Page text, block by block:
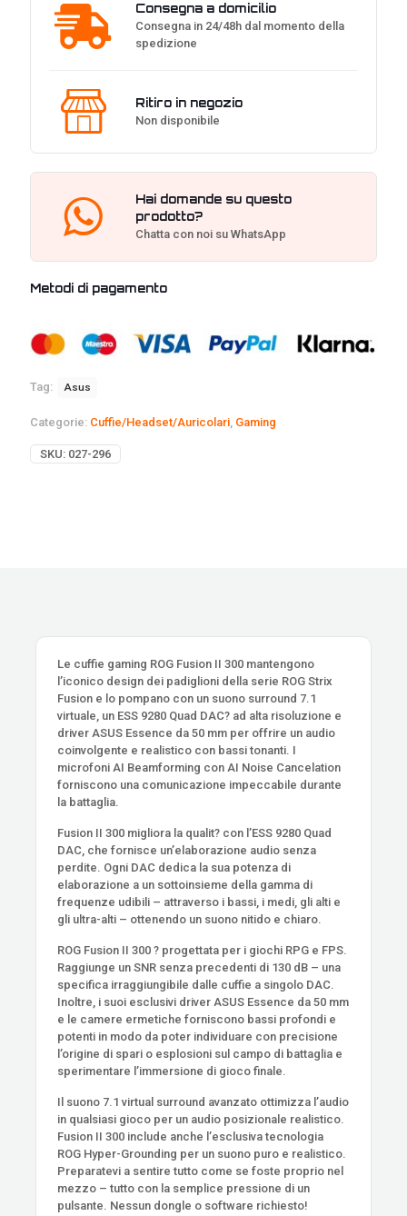
Consegna a domicilio
Consegna in 24/48h dal momento della
spedizione
Ritiro in negozio
Non disponibile
Hai domande su questo
prodotto?
Chatta con noi su WhatsApp
Metodi di pagamento
Tag: Asus
Categorie: Cuffie/Headset/Auricolari Gaming
SKU: 027-296
Le cuffie gaming ROG Fusion II 300 mantengono
l’iconico design dei padiglioni della serie ROG Strix
Fusion e lo pompano con un suono surround 7.1
virtuale, un ESS 9280 Quad DAC? ad alta risoluzione e
driver ASUS Essence da 50 mm per offrire un audio
coinvolgente e realistico con bassi tonanti. I
microfoni AI Beamforming con AI Noise Cancelation
forniscono una comunicazione impeccabile durante
la battaglia.
Fusion II 300 migliora la qualit? con l’ESS 9280 Quad
DAC, che fornisce un’elaborazione audio senza
perdite. Ogni DAC dedica la sua potenza di
elaborazione a un sottoinsieme della gamma di
frequenze udibili – attraverso i bassi, i medi, gli alti e
gli ultra-alti – ottenendo un suono nitido e chiaro.
ROG Fusion II 300 ? progettata per i giochi RPG e FPS.
Raggiunge un SNR senza precedenti di 130 dB – una
specifica irraggiungibile dalle cuffie a singolo DAC.
Inoltre, i suoi esclusivi driver ASUS Essence da 50 mm
e le camere ermetiche forniscono bassi profondi e
potenti in modo da poter individuare con precisione
l’origine di spari o esplosioni sul campo di battaglia e
sperimentare l’immersione di gioco finale.
Il suono 7.1 virtual surround avanzato ottimizza l’audio
in qualsiasi gioco per un audio posizionale realistico.
Fusion II 300 include anche l’esclusiva tecnologia
ROG Hyper-Grounding per un suono puro e realistico.
Preparatevi a sentire tutto come se foste proprio nel
mezzo – tutto con la semplice pressione di un
pulsante. Nessun dongle o software richiesto!